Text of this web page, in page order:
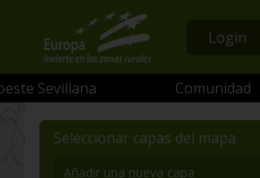
Login
Sevillana Comunidad
Seleccionar capas del mapa